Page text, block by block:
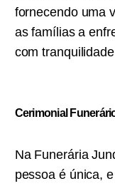
fornecendo uma
as famílias a
com
Cerimonial
Na Funerária
pessoa é única,